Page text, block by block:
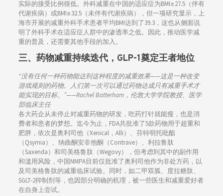
实际的接受比例很低。外科减重在中国的适应症为BMI≥27.5（伴有
代谢疾病）或BMI≥32.5（未伴有代谢疾病），但一项研究显示，上
海市开展的减重外科手术患者平均BMI达到了39.3，这也从侧面说
明了外科手术在适应症人群中的渗透率之低。因此，推动医学减
重的普及，还需要其他手段的加入。
三、药物减重持续迭代，GLP-1奠定王者地位
“没有任何一种药物能达到这种程度的减重效果——这是一种改变
游戏规则的药物。人们第一次可以通过药物达成只有减重手术才
能实现的目标。”——Rachel Batterham，伦敦大学学院教授、医学
部临床主任
各大药企从未停止对减重药物的研发，吃药打针就能瘦，也是消
费者和患者的梦想。迄今为止，FDA共批准了5款药物用于超重和
肥胖，依次是奥利司他（Xenical，Alli）、芬特明托吡酯
（Qsymia）、纳曲酮安非他酮（Contrave）、利拉鲁肽
（Saxenda）和司美格鲁肽（Wegovy），但考虑到其中的副作用
和滥用风险，中国NMPA目前仅批准了奥利司他作为非处方药，以
及司美格鲁肽的减重临床试验。同时，如二甲双胍、度拉糖肽、
SGLT-2抑制剂等，也因部分明确的机理，被一些医生和减重爱好者
在自身上尝试。